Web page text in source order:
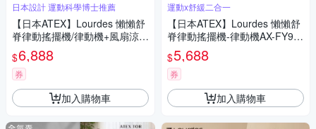
日本設計 運動科學博士推薦
【日本ATEX】Lourdes 懶懶舒
脊律動搖擺機/律動機+風扇涼被
組合
$6,888
券
加入購物車
運動x舒緩二合一
【日本ATEX】Lourdes 懶懶舒
脊律動搖擺機-律動機AX-FY91
$5,688
券
加入購物車